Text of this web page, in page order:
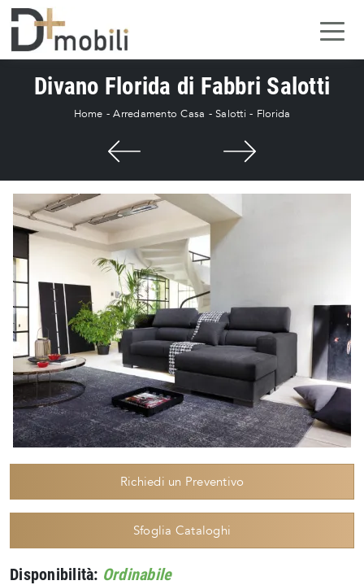
Divano Florida di Fabbri Salotti
Home -Arredamento Casa - Salotti - Florida
Richiedi un Preventivo
Sfoglia Cataloghi
Disponibilità: Ordinabile